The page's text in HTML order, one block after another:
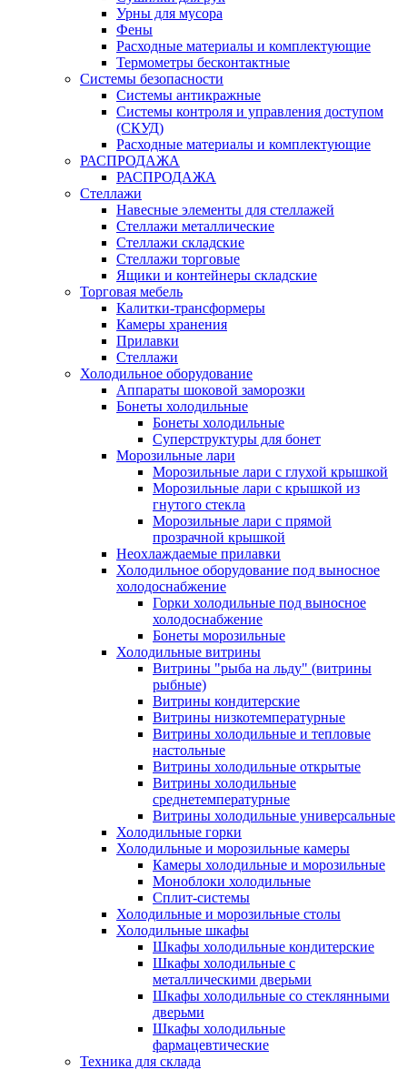
Урны для мусора
Фены
Расходные материалы и комплектующие
Термометры бесконтактные
Системы безопасности
Системы антикражные
Системы контроля и управления доступом
(СКУД)
Расходные материалы и комплектующие
РАСПРОДАЖА
РАСПРОДАЖА
Стеллажи
Навесные элементы для стеллажей
Стеллажи металлические
Стеллажи складские
Стеллажи торговые
Ящики и контейнеры складские
Торговая мебель
Калитки-трансформеры
Камеры хранения
Прилавки
Стеллажи
Холодильное оборудование
Аппараты шоковой заморозки
Бонеты холодильные
Бонеты холодильные
Суперструктуры для бонет
Морозильные лари
Морозильные лари с глухой крышкой
Морозильные лари с крышкой из
гнутого стекла
Морозильные лари с прямой
прозрачной крышкой
Неохлаждаемые прилавки
Холодильное оборудование под выносное
холодоснабжение
Горки холодильные под выносное
холодоснабжение
Бонеты морозильные
Холодильные витрины
Витрины "рыба на льду" (витрины
рыбные)
Витрины кондитерские
Витрины низкотемпературные
Витрины холодильные и тепловые
настольные
Витрины холодильные открытые
Витрины холодильные
среднетемпературные
Витрины холодильные универсальные
Холодильные горки
Холодильные и морозильные камеры
Камеры холодильные и морозильные
Моноблоки холодильные
Сплит-системы
Холодильные и морозильные столы
Холодильные шкафы
Шкафы холодильные кондитерские
Шкафы холодильные с
металлическими дверьми
Шкафы холодильные со стеклянными
дверьми
Шкафы холодильные
фармацевтические
Техника для склада